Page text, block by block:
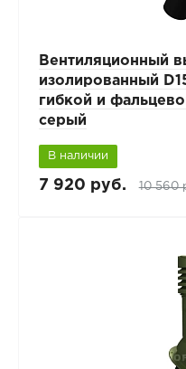
Вентиляционный
изолированный
гибкой и
серый
В наличии
7 920 руб. 10 560